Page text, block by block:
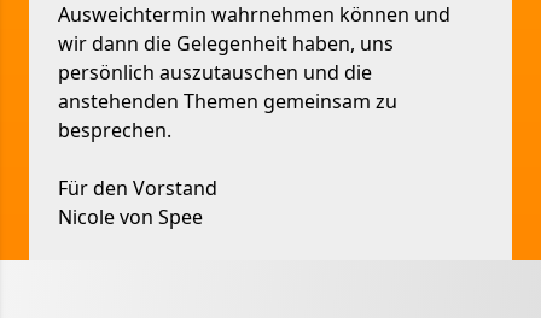
Ausweichtermin wahrnehmen können und
wir dann die Gelegenheit haben, uns
persönlich auszutauschen und die
anstehenden Themen gemeinsam zu
besprechen.
Für den Vorstand
Nicole von Spee